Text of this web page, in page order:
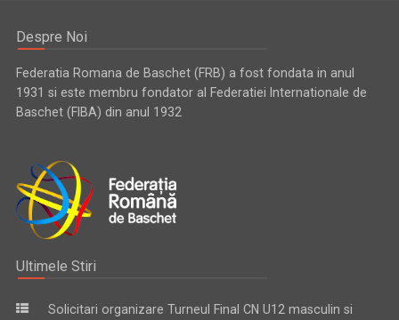
Despre Noi
Federatia Romana de Baschet (FRB) a fost fondata in anul
1931 si este membru fondator al Federatiei Internationale de
Baschet (FIBA) din anul 1932
Ultimele Stiri
Solicitari organizare Turneul Final CN U12 masculin si